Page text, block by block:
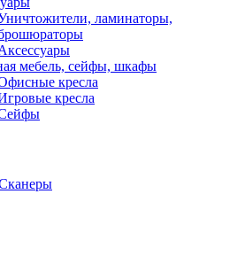
ламинаторы,
мебель, сейфы, шкафы
кресла
кресла